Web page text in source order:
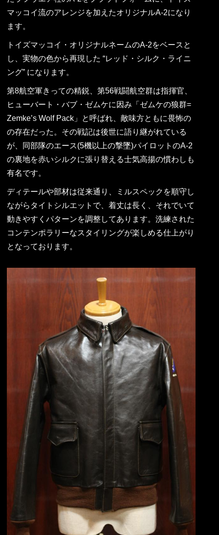
マッコイ流のアレンジを加えたオリジナルA-2になり
ます。
トイズマッコイ・オリジナルネームのA-2をベースと
し、実物の色から再現した “レッド・シルク・ライニ
ング” になります。
第8航空軍きっての精鋭、第56戦闘航空群は指揮官、
ヒューバート・バブ・ゼムケに因み「ゼムケの狼群=
Zemke’s Wolf Pack」と呼ばれ、敵味方ともに畏怖の
の存在だった。その戦記は後世に語り継がれている
が、同部隊のエース(5機以上の撃墜)パイロットのA-2
の裏地を赤いシルクに張り替える士気高揚の慣わしも
有名です。
ディテールや部材は従来通り、ミルスペックを順守し
ながらタイトシルエットで、着丈は長く、それでいて
動きやすくパターンを調整してあります。洗練された
コンテンポラリーなスタイリングが楽しめる仕上がり
となっております。